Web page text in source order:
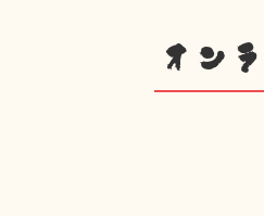
オン